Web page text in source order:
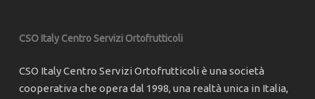
CSO Italy Centro Servizi Ortofrutticoli
CSO Italy Centro Servizi Ortofrutticoli è una società
cooperativa che opera dal 1998, una realtà unica in Italia,